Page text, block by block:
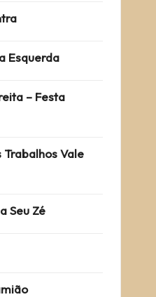
Esquerda
– Festa
Vale
Seu Zé